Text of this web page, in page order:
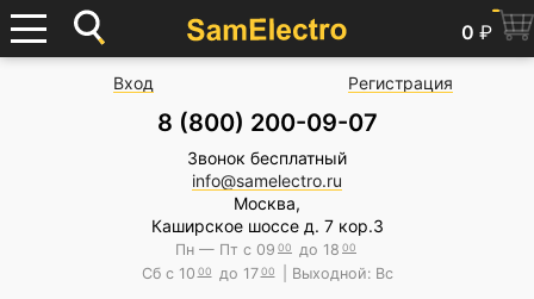
0 ₽
Вход Регистрация
8 (800) 200-09-07
Звонок бесплатный
info@samelectro.ru
Москва,
Каширское шоссе д. 7 кор.3
Пн — Пт с 09 00 до 18 00
Сб с 10 00 до 17 00 | Выходной: Вс